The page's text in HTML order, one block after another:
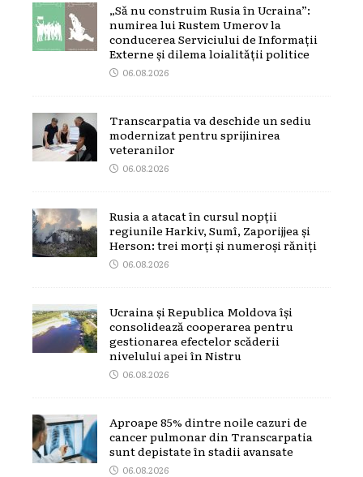
„Să nu construim Rusia în Ucraina”:
numirea lui Rustem Umerov la
conducerea Serviciului de Informații
Externe și dilema loialității politice
06.08.2026
Transcarpatia va deschide un sediu
modernizat pentru sprijinirea
veteranilor
06.08.2026
Rusia a atacat în cursul nopții
regiunile Harkiv, Sumî, Zaporijjea și
Herson: trei morți și numeroși răniți
06.08.2026
Ucraina și Republica Moldova își
consolidează cooperarea pentru
gestionarea efectelor scăderii
nivelului apei în Nistru
06.08.2026
Aproape 85% dintre noile cazuri de
cancer pulmonar din Transcarpatia
sunt depistate în stadii avansate
06.08.2026